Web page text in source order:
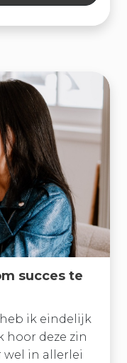
succes te
ik eindelijk
hoor deze zin
wel in allerlei